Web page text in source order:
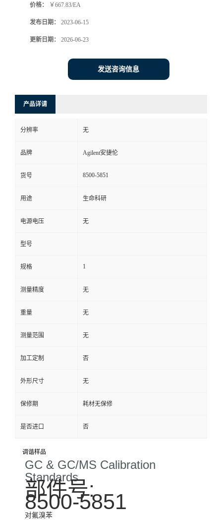
价格： ￥667.83/EA
发布日期： 2023-06-15
更新日期： 2026-06-23
发送咨询信息
产品详请
分辨率 无
品牌 Agilent安捷伦
货号 8500-5851
用途 生命科研
电源电压 无
型号
规格 1
测量精度 无
重量 无
测量范围 无
加工定制 否
外形尺寸 无
保修期 耗材无保修
是否进口 否
调谐样品
GC & GC/MS Calibration
Standards
部件号:
8500-5851
对氟溴苯